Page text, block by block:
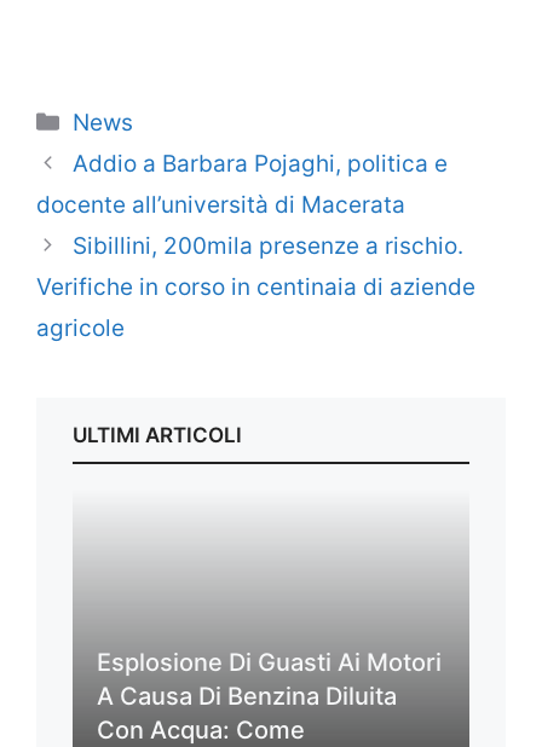
Categorie
News
Addio a Barbara Pojaghi, politica e
docente all’università di Macerata
Sibillini, 200mila presenze a rischio.
Verifiche in corso in centinaia di aziende
agricole
ULTIMI ARTICOLI
Esplosione Di Guasti Ai Motori
A Causa Di Benzina Diluita
Con Acqua: Come